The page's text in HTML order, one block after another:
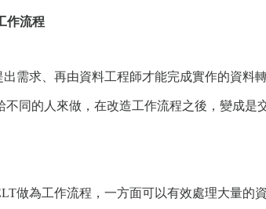
作流程
需求、再由資料工程師才能完成實作的資料
同的人來做，在改造工作流程之後，變成
做為工作流程，一方面可以有效處理大量的